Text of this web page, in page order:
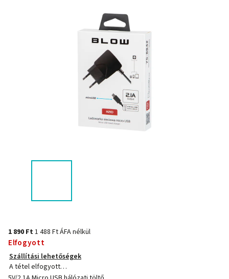
1 890 Ft1 488 Ft ÁFA nélkül
Elfogyott
Szállítási lehetőségek
A tétel elfogyott…